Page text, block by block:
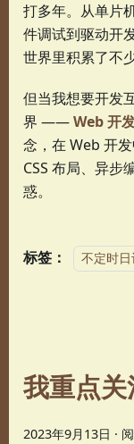
打多年。从单片
件调试到驱动开
世界里积累了不
但当我想要开发
界 ——Web 开
念，在 Web 开
CSS 布局、异
惑。
标签： 不定时
我重点
2023年9月13日 ·